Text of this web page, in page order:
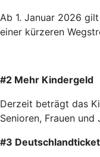
Ab 1. Januar 2026
einer kürzeren
#2 Mehr Kindergeld
Derzeit beträgt das
Senioren, Frauen
#3